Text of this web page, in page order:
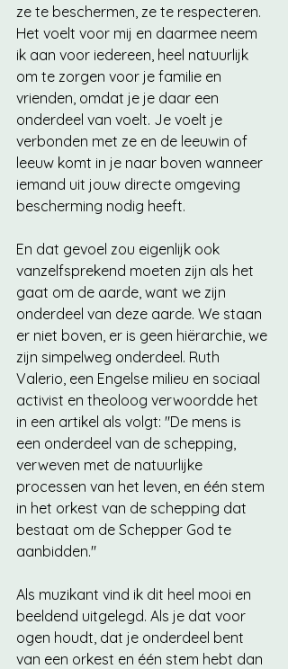
ze te beschermen, ze te respecteren.
Het voelt voor mij en daarmee neem
ik aan voor iedereen, heel natuurlijk
om te zorgen voor je familie en
vrienden, omdat je je daar een
onderdeel van voelt. Je voelt je
verbonden met ze en de leeuwin of
leeuw komt in je naar boven wanneer
iemand uit jouw directe omgeving
bescherming nodig heeft.
En dat gevoel zou eigenlijk ook
vanzelfsprekend moeten zijn als het
gaat om de aarde, want we zijn
onderdeel van deze aarde. We staan
er niet boven, er is geen hiërarchie, we
zijn simpelweg onderdeel. Ruth
Valerio, een Engelse milieu en sociaal
activist en theoloog verwoordde het
in een artikel als volgt: "De mens is
een onderdeel van de schepping,
verweven met de natuurlijke
processen van het leven, en één stem
in het orkest van de schepping dat
bestaat om de Schepper God te
aanbidden."
Als muzikant vind ik dit heel mooi en
beeldend uitgelegd. Als je dat voor
ogen houdt, dat je onderdeel bent
van een orkest en één stem hebt dan